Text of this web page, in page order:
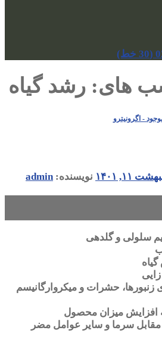
های: رشد گیاه
- اگرونیترو
۱۱, ۱۴۰۱ نویسنده:admin
سلولی و گلدهی
زنبورها، حشرات و میکروارگانیسم
افزایش میزان محصول
سرما و سایر عوامل مضر